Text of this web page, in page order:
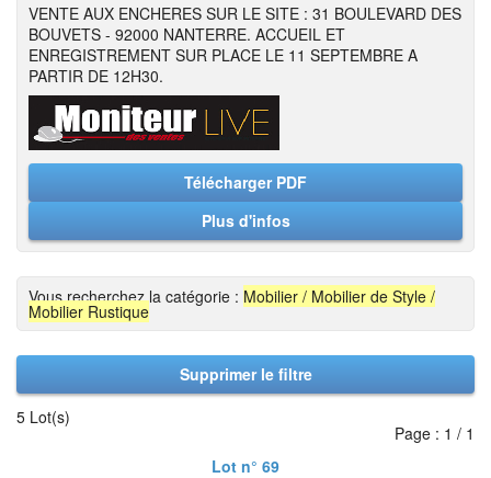
VENTE AUX ENCHERES SUR LE SITE : 31 BOULEVARD DES
BOUVETS - 92000 NANTERRE. ACCUEIL ET
ENREGISTREMENT SUR PLACE LE 11 SEPTEMBRE A
PARTIR DE 12H30.
Télécharger PDF
Plus d'infos
Vous recherchez la catégorie : Mobilier / Mobilier de Style /
Mobilier Rustique
Supprimer le filtre
5 Lot(s)
Page : 1 / 1
Lot n° 69